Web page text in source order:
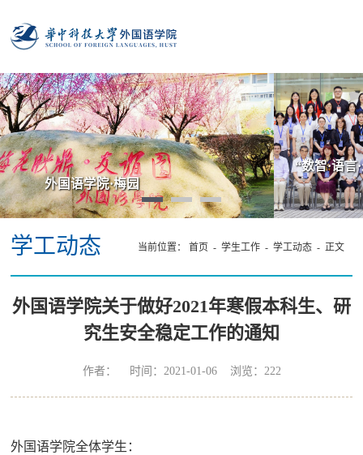
“数智·语言·未来：AI时代外语学科发展高端论坛”在我院
成功举办
学工动态 当前位置： 首页 - 学生工作- 学工动态- 正文
外国语学院关于做好2021年寒假本科生、研
究生安全稳定工作的通知
作者： 时间：2021-01-06 浏览： 222
外国语学院全体学生：